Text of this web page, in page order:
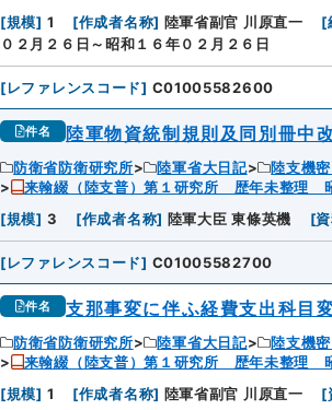
[規模] 1 [作成者名称] 陸軍省副官 川原直一 [
０２月２６日～昭和１６年０２月２６日
[レファレンスコード] C01005582600
件名 陸軍物資統制規則及同別冊中
防衛省防衛研究所 陸軍省大日記 陸支機
来翰綴（陸支普）第１研究所 歴年未整理
[規模] 3 [作成者名称] 陸軍大臣 東條英機 [
[レファレンスコード] C01005582700
件名 支那事変に伴ふ経費支出科目
防衛省防衛研究所 陸軍省大日記 陸支機
来翰綴（陸支普）第１研究所 歴年未整理
[規模] 1 [作成者名称] 陸軍省副官 川原直一 [